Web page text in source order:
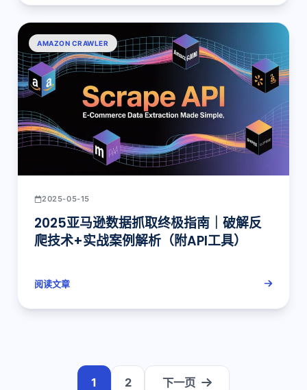
AMAZON CRAWLER
2025-05-15
2025亚马逊数据抓取终极指南｜破解反
爬技术+实战案例解析（附API工具）
阅读文章
1 2 下一页